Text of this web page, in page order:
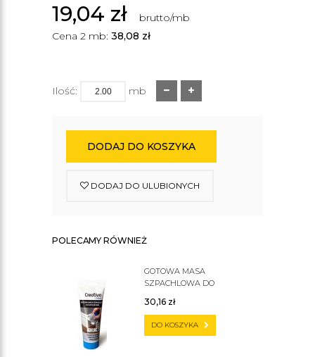
19,04 zł
brutto/mb
Cena 2 mb: 38,08 zł
Ilość: mb
DODAJ DO KOSZYKA
DODAJ DO ULUBIONYCH
POLECAMY RÓWNIEŻ
GOTOWA MASA
SZPACHLOWA DO
30,16 zł
DO KOSZYKA